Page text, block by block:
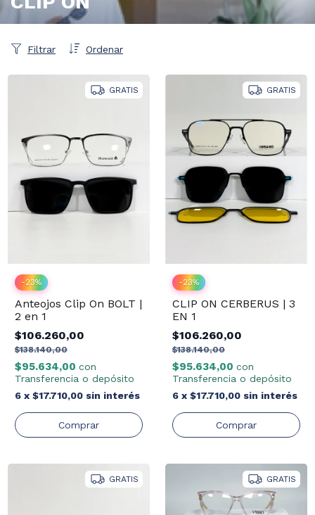
Ordenar
Filtrar
GRATIS
-23%
Anteojos Clip On BOLT |
2 en 1
$106.260,00
$138.140,00
$95.634,00 con
Transferencia o depósito
6 x $17.710,00 sin interés
GRATIS
-23%
CLIP ON CERBERUS | 3
EN 1
$106.260,00
$138.140,00
$95.634,00 con
Transferencia o depósito
6 x $17.710,00 sin interés
GRATIS GRATIS